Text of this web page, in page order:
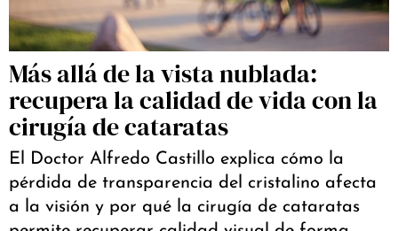
Más allá de la vista nublada:
recupera la calidad de vida con la
cirugía de cataratas
El Doctor Alfredo Castillo explica cómo la
pérdida de transparencia del cristalino afecta
a la visión y por qué la cirugía de cataratas